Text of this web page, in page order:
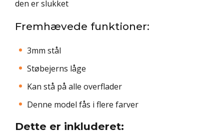
den er slukket
Fremhævede funktioner:
3mm stål
Støbejerns låge
Kan stå på alle overflader
Denne model fås i flere farver
Dette er inkluderet: